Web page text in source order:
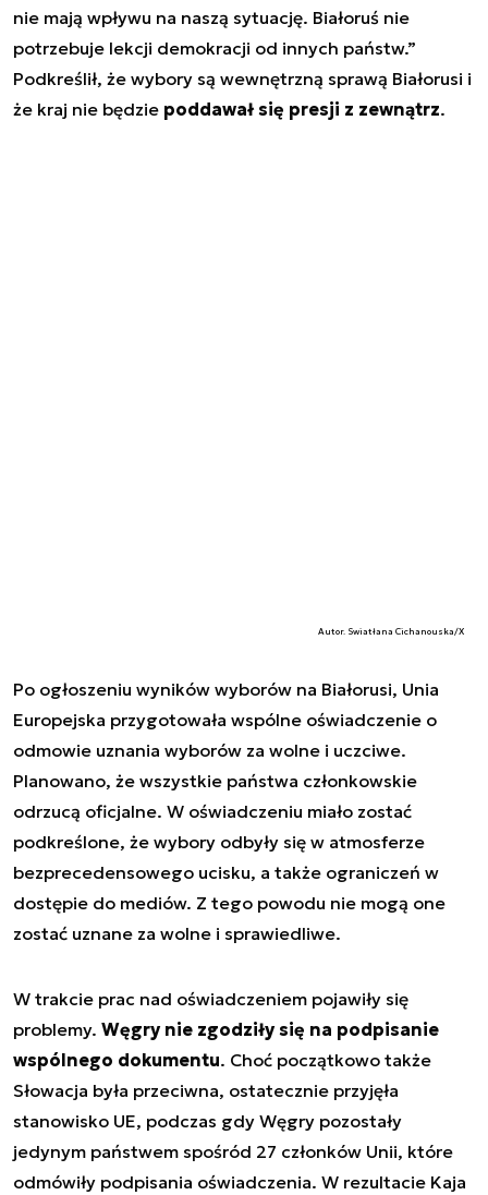
nie mają wpływu na naszą sytuację. Białoruś nie
potrzebuje lekcji demokracji od innych państw.”
Podkreślił, że wybory są wewnętrzną sprawą Białorusi i
że kraj nie będzie poddawał się presji z zewnątrz.
Autor. Swiatłana Cichanouska/X
Po ogłoszeniu wyników wyborów na Białorusi, Unia
Europejska przygotowała wspólne oświadczenie o
odmowie uznania wyborów za wolne i uczciwe.
Planowano, że wszystkie państwa członkowskie
odrzucą oficjalne. W oświadczeniu miało zostać
podkreślone, że wybory odbyły się w atmosferze
bezprecedensowego ucisku, a także ograniczeń w
dostępie do mediów. Z tego powodu nie mogą one
zostać uznane za wolne i sprawiedliwe.
W trakcie prac nad oświadczeniem pojawiły się
problemy. Węgry nie zgodziły się na podpisanie
wspólnego dokumentu. Choć początkowo także
Słowacja była przeciwna, ostatecznie przyjęła
stanowisko UE, podczas gdy Węgry pozostały
jedynym państwem spośród 27 członków Unii, które
odmówiły podpisania oświadczenia. W rezultacie Kaja